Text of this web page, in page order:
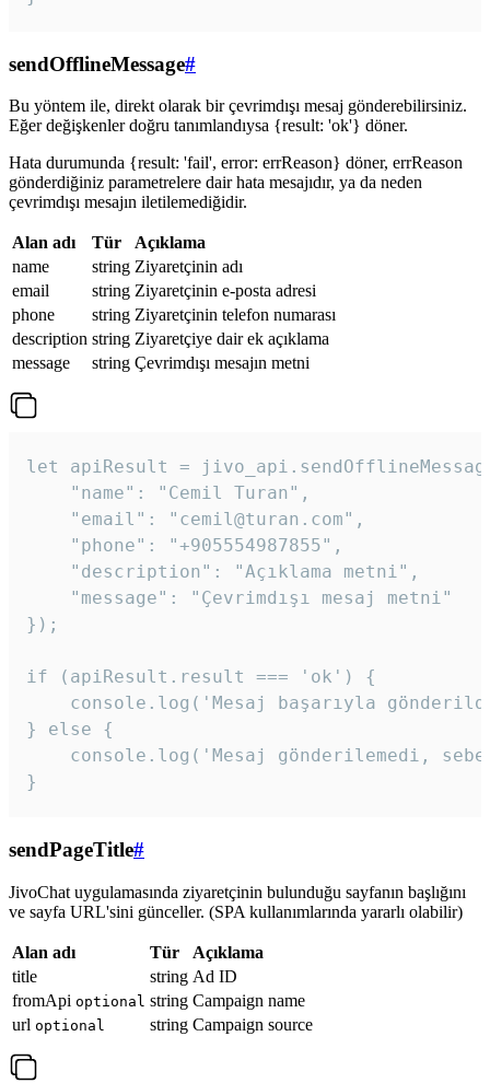
sendOfflineMessage#
Bu yöntem ile, direkt olarak bir çevrimdışı mesaj gönderebilirsiniz.
Eğer değişkenler doğru tanımlandıysa {result: 'ok'} döner.
Hata durumunda {result: 'fail', error: errReason} döner, errReason
gönderdiğiniz parametrelere dair hata mesajıdır, ya da neden
çevrimdışı mesajın iletilemediğidir.
Alan adı Tür
Açıklama
name
string Ziyaretçinin adı
email
string Ziyaretçinin e-posta adresi
phone
string Ziyaretçinin telefon numarası
description string Ziyaretçiye dair ek açıklama
message
string Çevrimdışı mesajın metni
let apiResult =
    "name": "Cemil Turan",
    "email": "cemil@turan.com",
    "phone": "+905554987855",
    "description": "Açıklama metni",
    "message": "Çevrimdışı mesaj metni"
});
if (apiResult.result === 'ok') {
console.log('Mesaj başarıyla
} else {
console.log('Mesaj gönderilemedi,
}
sendPageTitle#
JivoChat uygulamasında ziyaretçinin bulunduğu sayfanın başlığını
ve sayfa URL'sini günceller. (SPA kullanımlarında yararlı olabilir)
Alan adı Tür
Açıklama
title
string Ad ID
fromApi optional string Campaign name
url optional string Campaign source